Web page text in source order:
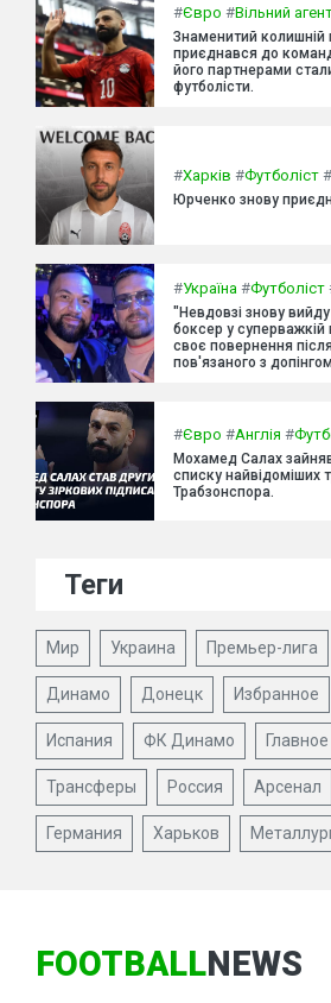
#Євро #Вільний
Знаменитий колишній
приєднався до
його партнерами
футболісти.
#Харків #Футболіст #
Юрченко знову
#Україна #Футболіст
"Невдовзі знову
боксер у суперважкій
своє повернення
пов'язаного з
#Євро #Англія #
Мохамед Салах
списку найвідоміших
Трабзонспора.
Теги
Мир Украина Премьер-лига
Динамо Донецк Избранное
Испания ФК Динамо Главное
Трансферы Россия Арсенал
Германия Харьков
FOOTBALLNEWS